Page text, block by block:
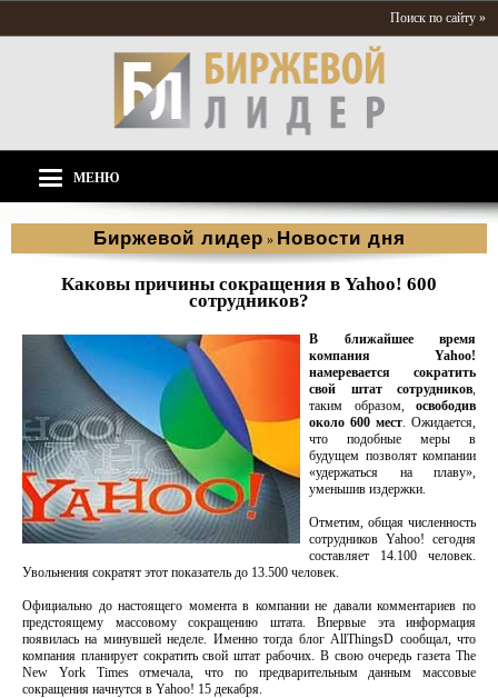
Поиск по сайту »
МЕНЮ
Биржевой лидер » Новости дня
Каковы причины сокращения в Yahoo! 600
сотрудников?
В ближайшее время
компания Yahoo!
намеревается сократить
свой штат сотрудников,
таким образом, освободив
около 600 мест. Ожидается,
что подобные меры в
будущем позволят компании
«удержаться на плаву»,
уменьшив издержки.
Отметим, общая численность
сотрудников Yahoo! сегодня
составляет 14.100 человек.
Увольнения сократят этот показатель до 13.500 человек.
Официально до настоящего момента в компании не давали комментариев по
предстоящему массовому сокращению штата. Впервые эта информация
появилась на минувшей неделе. Именно тогда блог AllThingsD сообщал, что
компания планирует сократить свой штат рабочих. В свою очередь газета The
New York Times отмечала, что по предварительным данным массовые
сокращения начнутся в Yahoo! 15 декабря.